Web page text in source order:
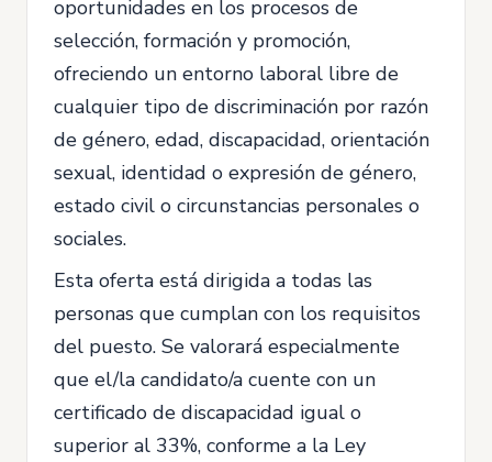
oportunidades en los procesos de
selección, formación y promoción,
ofreciendo un entorno laboral libre de
cualquier tipo de discriminación por razón
de género, edad, discapacidad, orientación
sexual, identidad o expresión de género,
estado civil o circunstancias personales o
sociales.
Esta oferta está dirigida a todas las
personas que cumplan con los requisitos
del puesto. Se valorará especialmente
que el/la candidato/a cuente con un
certificado de discapacidad igual o
superior al 33%, conforme a la Ley